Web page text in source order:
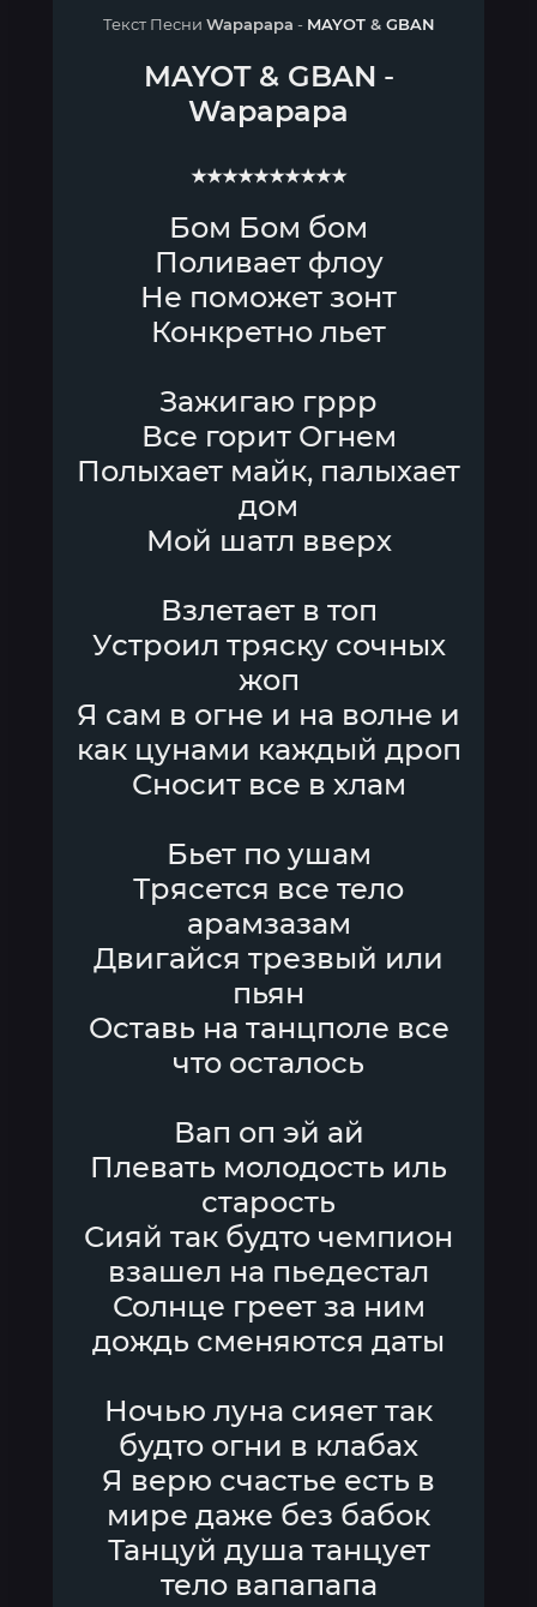
Текст Песни Wapapapa - MAYOT& GBAN
MAYOT& GBAN -
Wapapapa
★★★★★★★★★★
Бом Бом бом
Поливает флоу
Не поможет зонт
Конкретно льет
Зажигаю гррр
Все горит Огнем
Полыхает майк, палыхает
дом
Мой шатл вверх
Взлетает в топ
Устроил тряску сочных
жоп
Я сам в огне и на волне и
как цунами каждый дроп
Сносит все в хлам
Бьет по ушам
Трясется все тело
арамзазам
Двигайся трезвый или
пьян
Оставь на танцполе все
что осталось
Вап оп эй ай
Плевать молодость иль
старость
Сияй так будто чемпион
взашел на пьедестал
Солнце греет за ним
дождь сменяются даты
Ночью луна сияет так
будто огни в клабах
Я верю счастье есть в
мире даже без бабок
Танцуй душа танцует
тело вапапапа